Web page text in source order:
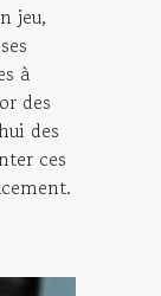
jeu,
à
des
des
ces